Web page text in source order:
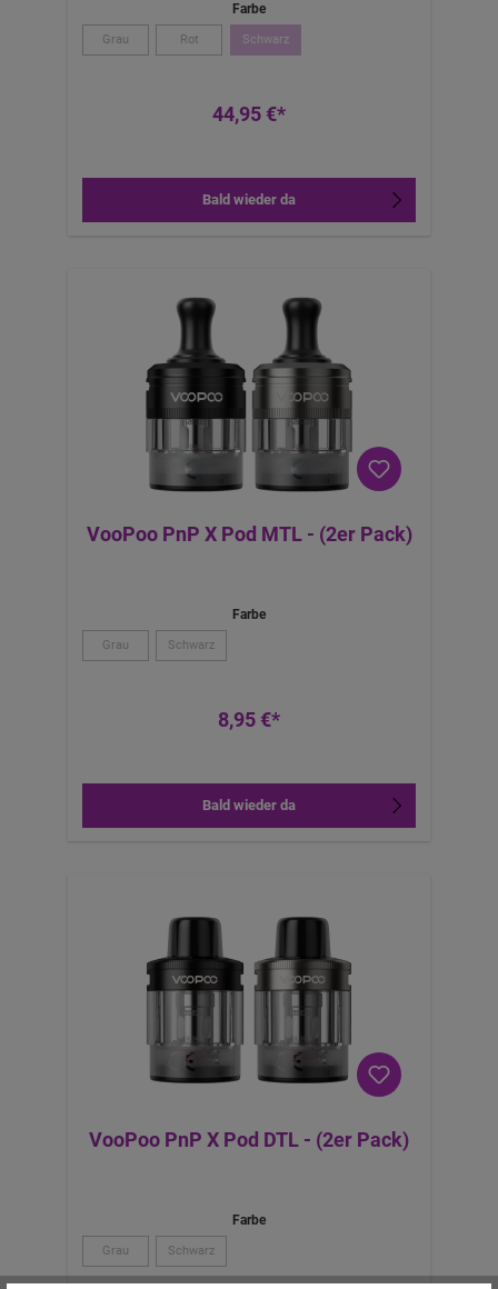
Farbe
Grau Rot Schwarz
44,95 €*
Bald wieder da
VooPoo PnP X Pod MTL - (2er Pack)
Farbe
Grau Schwarz
8,95 €*
Bald wieder da
VooPoo PnP X Pod DTL - (2er Pack)
Farbe
Grau Schwarz